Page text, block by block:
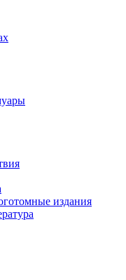
издания